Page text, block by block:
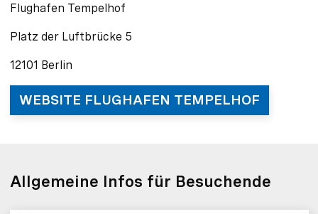
Flughafen Tempelhof
Platz der Luftbrücke 5
12101 Berlin
WEBSITE FLUGHAFEN TEMPELHOF
Allgemeine Infos für Besuchende